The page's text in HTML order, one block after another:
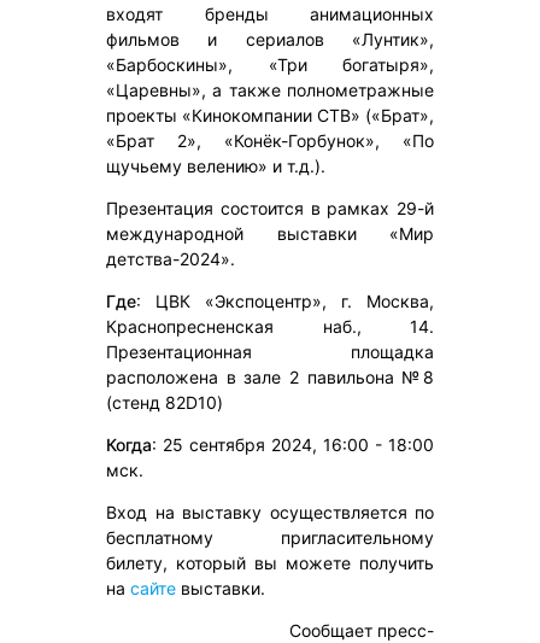
входят бренды анимационных
фильмов и сериалов «Лунтик»,
«Барбоскины», «Три богатыря»,
«Царевны», а также полнометражные
проекты «Кинокомпании СТВ» («Брат»,
«Брат 2», «Конёк-Горбунок», «По
щучьему велению» и т.д.).
Презентация состоится в рамках 29-й
международной выставки «Мир
детства-2024».
Где: ЦВК «Экспоцентр», г. Москва,
Краснопресненская наб., 14.
Презентационная площадка
расположена в зале 2 павильона №8
(стенд 82D10)
Когда: 25 сентября 2024, 16:00 - 18:00
мск.
Вход на выставку осуществляется по
бесплатному пригласительному
билету, который вы можете получить
на сайте выставки.
Сообщает пресс-